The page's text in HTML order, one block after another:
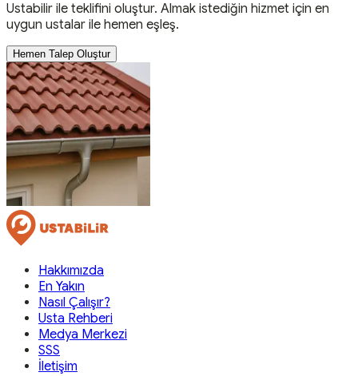
Ustabilir ile teklifini oluştur. Almak istediğin hizmet için en
uygun ustalar ile hemen eşleş.
Hemen Talep Oluştur
Hakkımızda
En Yakın
Nasıl Çalışır?
Usta Rehberi
Medya Merkezi
SSS
İletişim